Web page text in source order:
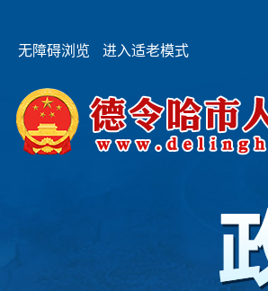
无障碍浏览 进入适老模式